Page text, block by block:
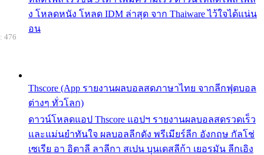
ง โหลดหนัง โหลด IDM ล่าสุด จาก Thaiware ไว้ใจได้แน่น
อน
Thscore (App รายงานผลบอลสดภาษาไทย จากลีกฟุตบอล
ต่างๆ ทั่วโลก)
ดาวน์โหลดแอป Thscore แอปฯ รายงานผลบอลสดรวดเร็ว
และแม่นยำทันใจ ผลบอลลีกดัง พรีเมียร์ลีก อังกฤษ กัลโช่
เซเรีย อา อิตาลี ลาลีกา สเปน บุนเดสลีก้า เยอรมัน ลีกเอิง
476